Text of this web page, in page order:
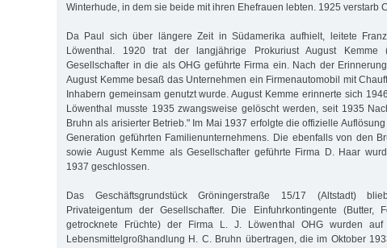
Winterhude, in dem sie beide mit ihren Ehefrauen lebten. 1925 verstarb
Da Paul sich über längere Zeit in Südamerika aufhielt, leitete
Löwenthal. 1920 trat der langjährige Prokuriust August Kemme
Gesellschafter in die als OHG geführte Firma ein. Nach der
August Kemme besaß das Unternehmen ein Firmenautomobil mit
Inhabern gemeinsam genutzt wurde. August Kemme erinnerte sich
Löwenthal musste 1935 zwangsweise gelöscht werden, seit 1935
Bruhn als arisierter Betrieb." Im Mai 1937 erfolgte die offizielle
Generation geführten Familienunternehmens. Die ebenfalls von den
sowie August Kemme als Gesellschafter geführte Firma D. Haar
1937 geschlossen.
Das Geschäftsgrundstück Gröningerstraße 15/17 (Altstadt)
Privateigentum der Gesellschafter. Die Einfuhrkontingente (Butter,
getrocknete Früchte) der Firma L. J. Löwenthal OHG wurden
Lebensmittelgroßhandlung H. C. Bruhn übertragen, die im Oktober